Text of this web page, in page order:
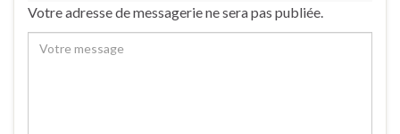
Votre adresse de messagerie ne sera pas publiée.